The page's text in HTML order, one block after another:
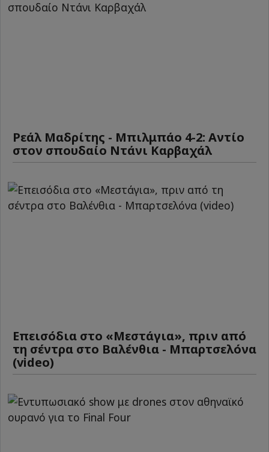
Ρεάλ Μαδρίτης - Μπιλμπάο 4-2: Αντίο
στον σπουδαίο Ντάνι Καρβαχάλ
Επεισόδια στο «Μεστάγια», πριν από
τη σέντρα στο Βαλένθια - Μπαρτσελόνα
(video)